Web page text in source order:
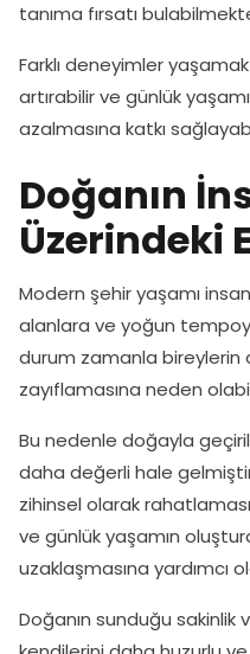
tanıma fırsatı
Farklı deneyimler
artırabilir ve günlük
azalmasına katkı
Doğanın
Üzerindeki
Modern şehir yaşamı
alanlara ve yoğun
durum zamanla bireylerin
zayıflamasına neden
Bu nedenle doğayla
daha değerli hale
zihinsel olarak
ve günlük yaşamın
uzaklaşmasına yardımcı
Doğanın sunduğu sakinlik